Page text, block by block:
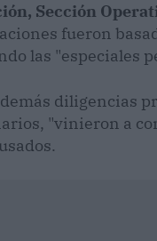
Sección
fueron
las "especiales
diligencias
"vinieron a